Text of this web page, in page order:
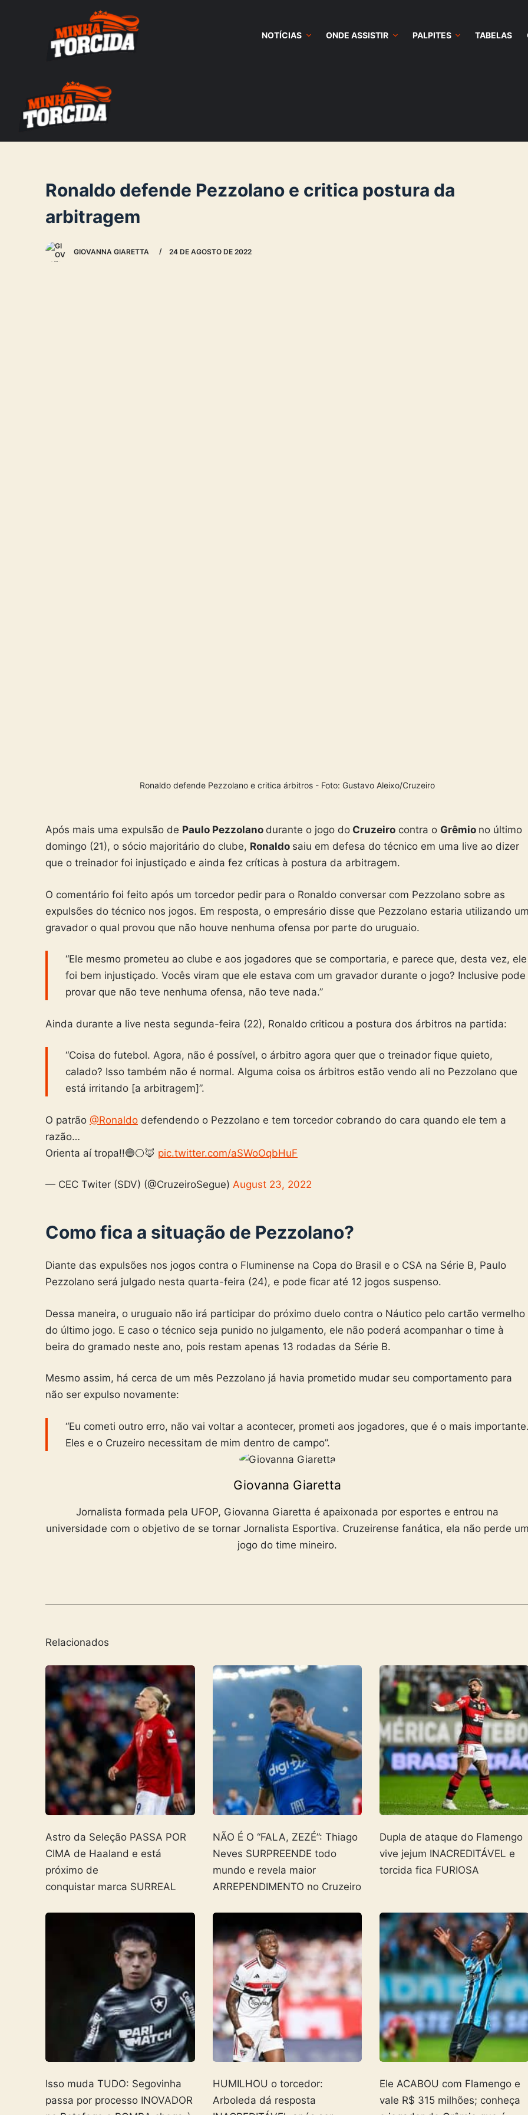
NOTÍCIAS ONDE ASSISTIR PALPITES TABELAS
Ronaldo defende Pezzolano e critica postura da
arbitragem
GIOVANNA GIARETTA 24 DE AGOSTO DE 2022
Ronaldo defende Pezzolano e critica árbitros - Foto: Gustavo Aleixo/Cruzeiro
Após mais uma expulsão de Paulo Pezzolano durante o jogo do Cruzeiro contra o Grêmio no último
domingo (21), o sócio majoritário do clube, Ronaldo saiu em defesa do técnico em uma live ao dizer
que o treinador foi injustiçado e ainda fez críticas à postura da arbitragem.
O comentário foi feito após um torcedor pedir para o Ronaldo conversar com Pezzolano sobre as
expulsões do técnico nos jogos. Em resposta, o empresário disse que Pezzolano estaria utilizando
gravador o qual provou que não houve nenhuma ofensa por parte do uruguaio.
“Ele mesmo prometeu ao clube e aos jogadores que se comportaria, e parece que, desta vez, ele
foi bem injustiçado. Vocês viram que ele estava com um gravador durante o jogo? Inclusive pode
provar que não teve nenhuma ofensa, não teve nada.”
Ainda durante a live nesta segunda-feira (22), Ronaldo criticou a postura dos árbitros na partida:
“Coisa do futebol. Agora, não é possível, o árbitro agora quer que o treinador fique quieto,
calado? Isso também não é normal. Alguma coisa os árbitros estão vendo ali no Pezzolano que
está irritando [a arbitragem]”.
O patrão @Ronaldo defendendo o Pezzolano e tem torcedor cobrando do cara quando ele tem a
razão…
Orienta aí tropa!!🔵⚪️🦊 pic.twitter.com/aSWoOqbHuF
— CEC Twiter (SDV) (@CruzeiroSegue) August 23, 2022
Como fica a situação de Pezzolano?
Diante das expulsões nos jogos contra o Fluminense na Copa do Brasil e o CSA na Série B, Paulo
Pezzolano será julgado nesta quarta-feira (24), e pode ficar até 12 jogos suspenso.
Dessa maneira, o uruguaio não irá participar do próximo duelo contra o Náutico pelo cartão vermelho
do último jogo. E caso o técnico seja punido no julgamento, ele não poderá acompanhar o time à
beira do gramado neste ano, pois restam apenas 13 rodadas da Série B.
Mesmo assim, há cerca de um mês Pezzolano já havia prometido mudar seu comportamento para
não ser expulso novamente:
“Eu cometi outro erro, não vai voltar a acontecer, prometi aos jogadores, que é o mais
Eles e o Cruzeiro necessitam de mim dentro de campo”.
Giovanna Giaretta
Jornalista formada pela UFOP, Giovanna Giaretta é apaixonada por esportes e entrou na
universidade com o objetivo de se tornar Jornalista Esportiva. Cruzeirense fanática, ela não perde
jogo do time mineiro.
Relacionados
Astro da Seleção PASSA POR
CIMA de Haaland e está
próximo de
conquistar marca SURREAL
NÃO É O “FALA, ZEZÉ”: Thiago
Neves SURPREENDE todo
mundo e revela maior
ARREPENDIMENTO no Cruzeiro
Dupla de ataque do Flamengo
vive jejum INACREDITÁVEL e
torcida fica FURIOSA
Isso muda TUDO: Segovinha
passa por processo INOVADOR
HUMILHOU o torcedor:
Arboleda dá resposta
Ele ACABOU com Flamengo e
vale R$ 315 milhões; conheça